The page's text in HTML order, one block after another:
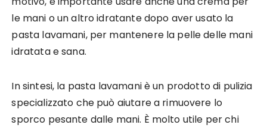
le mani o un altro idratante dopo aver usato la
pasta lavamani, per mantenere la pelle delle mani
idratata e sana.
In sintesi, la pasta lavamani è un prodotto di pulizia
specializzato che può aiutare a rimuovere lo
sporco pesante dalle mani. È molto utile per chi